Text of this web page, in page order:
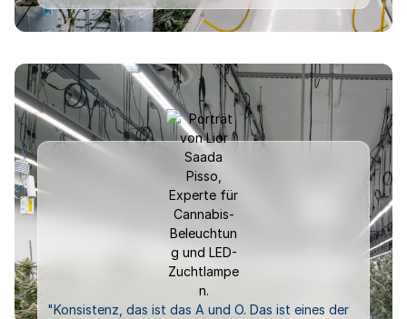
"Konsistenz, das ist das A und O. Das ist eines der